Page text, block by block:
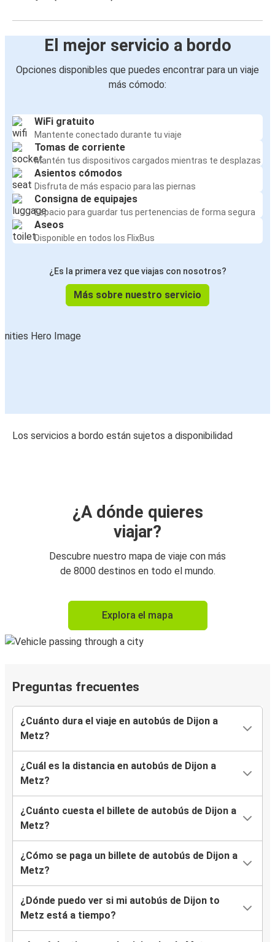
El mejor servicio a bordo
Opciones disponibles que puedes encontrar para un viaje
más cómodo:
WiFi gratuito
Mantente conectado durante tu viaje
Tomas de corriente
Mantén tus dispositivos cargados mientras te desplazas
Asientos cómodos
Disfruta de más espacio para las piernas
Consigna de equipajes
Espacio para guardar tus pertenencias de forma segura
Aseos
Disponible en todos los FlixBus
¿Es la primera vez que viajas con nosotros?
Más sobre nuestro servicio
Los servicios a bordo están sujetos a disponibilidad
¿A dónde quieres
viajar?
Descubre nuestro mapa de viaje con más
de 8000 destinos en todo el mundo.
Explora el mapa
Preguntas frecuentes
¿Cuánto dura el viaje en autobús de Dijon a
Metz?
¿Cuál es la distancia en autobús de Dijon a
Metz?
¿Cuánto cuesta el billete de autobús de Dijon a
Metz?
¿Cómo se paga un billete de autobús de Dijon a
Metz?
¿Dónde puedo ver si mi autobús de Dijon to
Metz está a tiempo?